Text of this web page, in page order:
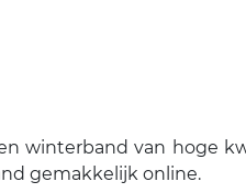
winterband van hoge
gemakkelijk online.